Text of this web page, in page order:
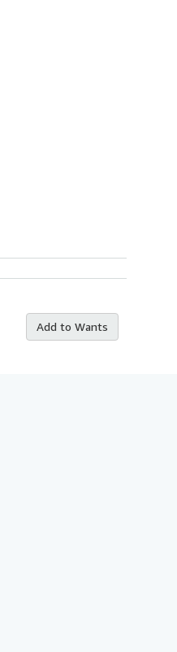
Add to Wants